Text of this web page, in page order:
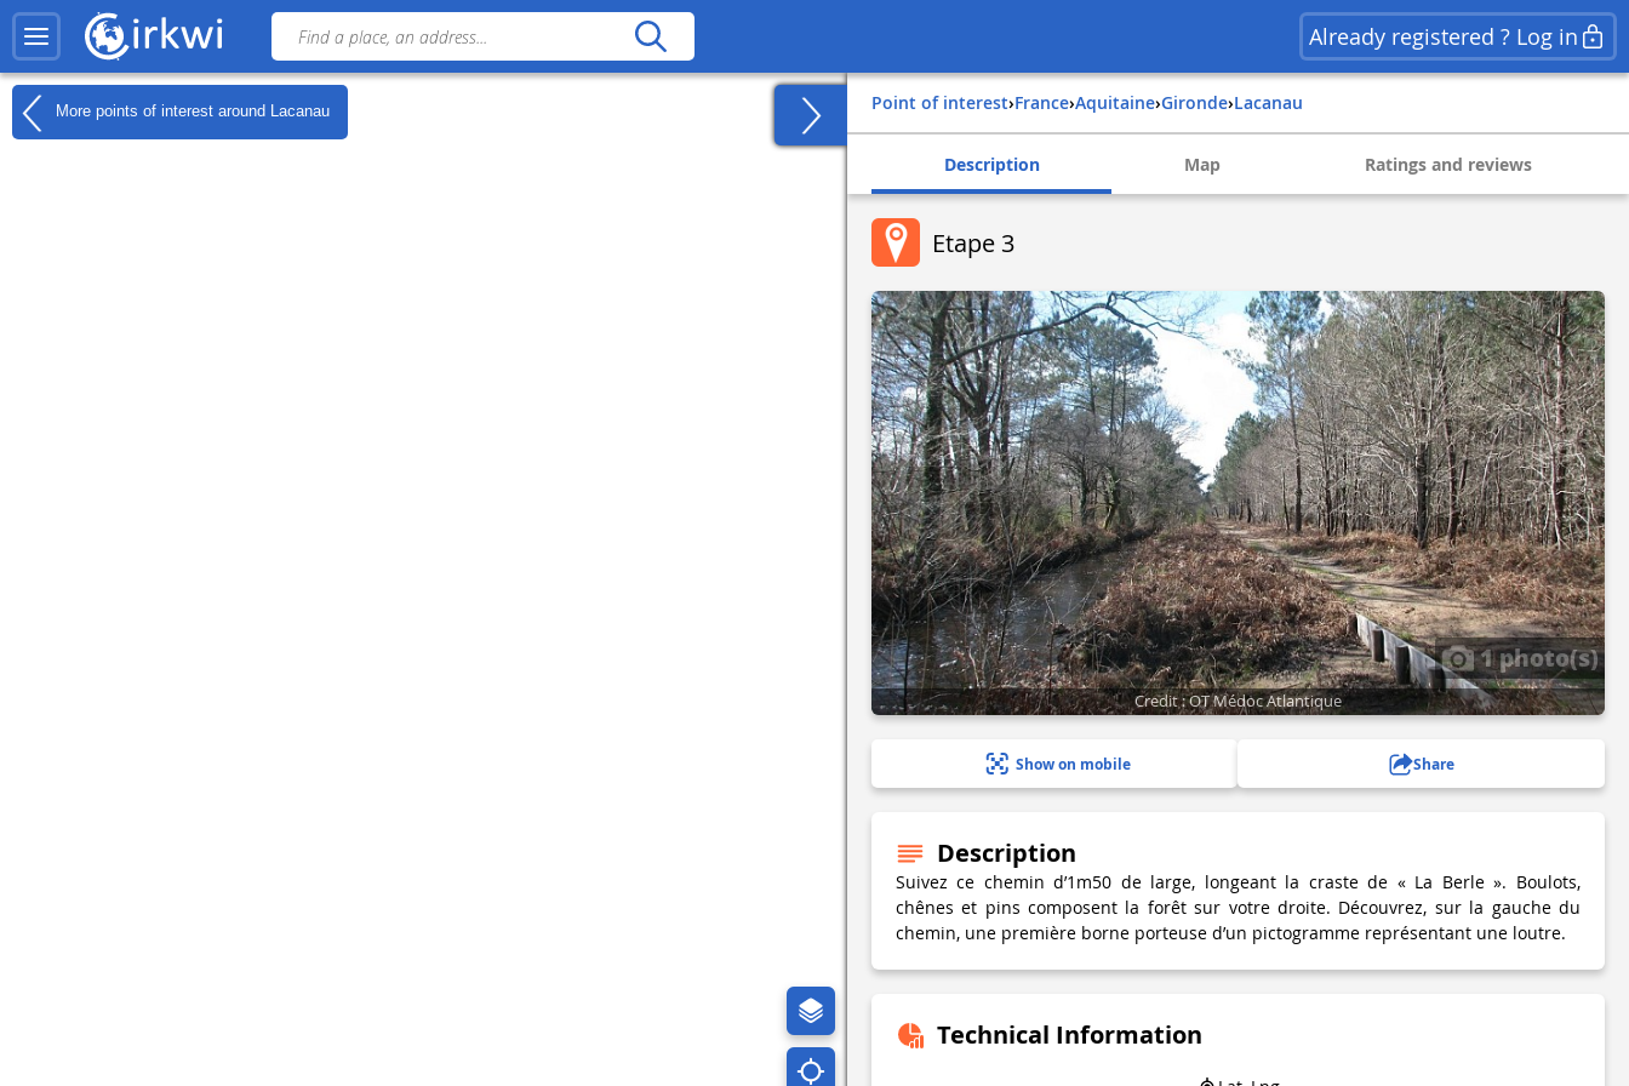
Already registered ? Log in
More points of interest around Lacanau Point of interest› france› aquitaine› gironde› lacanau
Description Map Ratings and reviews
Etape 3
1 photo(s)
Credit : OT Médoc Atlantique
Show on mobile Share
Description
Suivez ce chemin d’1m50 de large, longeant la craste de « La Berle ». Boulots,
chênes et pins composent la forêt sur votre droite. Découvrez, sur la gauche du
chemin, une première borne porteuse d’un pictogramme représentant une loutre.
Technical Information